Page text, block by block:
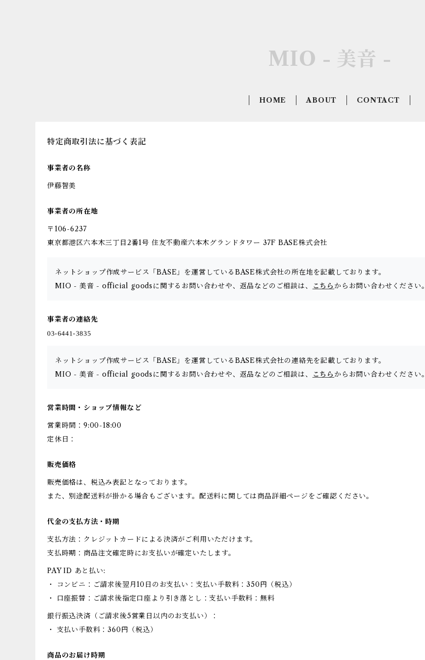
MIO - 美音 -
HOME ABOUT CONTACT
特定商取引法に基づく表記
事業者の名称
伊藤智美
事業者の所在地
〒106-6237
東京都港区六本木三丁目2番1号 住友不動産六本木グランドタワー 37F BASE株式会社
ネットショップ作成サービス「BASE」を運営しているBASE株式会社の所在地を記載しております。
MIO - 美音 - official goodsに関するお問い合わせや、返品などのご相談は、
こちら からお問い合わせください。
事業者の連絡先
ネットショップ作成サービス「BASE」を運営しているBASE株式会社の連絡先を記載しております。
MIO - 美音 - official goodsに関するお問い合わせや、返品などのご相談は、
こちら からお問い合わせください。
営業時間・ショップ情報など
営業時間：9:00-18:00
定休日：
販売価格
販売価格は、税込み表記となっております。
また、別途配送料が掛かる場合もございます。配送料に関しては商品詳細ページをご確認ください。
代金の支払方法・時期
支払方法：クレジットカードによる決済がご利用いただけます。
支払時期：商品注文確定時にお支払いが確定いたします。
PAY ID あと払い:
・ コンビニ：ご請求後翌月10日のお支払い：支払い手数料：350円（税込）
・ 口座振替：ご請求後指定口座より引き落とし：支払い手数料：無料
銀行振込決済（ご請求後5営業日以内のお支払い）：
・ 支払い手数料：360円（税込）
商品のお届け時期